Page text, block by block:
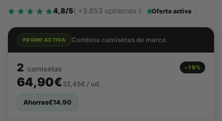
4,8/5( +3.653 opiniones ) Oferta activa
PROMO ACTIVA Combina camisetas de marca
2 camisetas −19%
64,90€32,45€ / ud.
Ahorras€14.90